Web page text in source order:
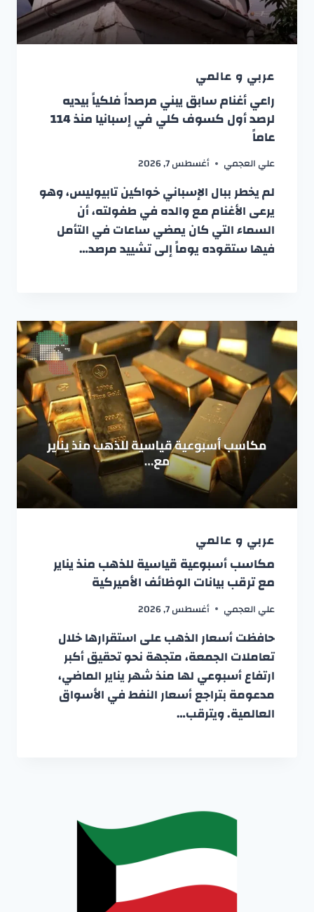
عربي و عالمي
راعي أغنام سابق يبني مرصداً فلكياً بيديه
لرصد أول كسوف كلي في إسبانيا منذ 114
عاماً
علي العجمي أغسطس 7, 2026
لم يخطر ببال الإسباني خواكين تابيوليس، وهو
يرعى الأغنام مع والده في طفولته، أن
السماء التي كان يمضي ساعات في التأمل
فيها ستقوده يوماً إلى تشييد مرصد…
عربي و عالمي
مكاسب أسبوعية قياسية للذهب منذ يناير
مع ترقب بيانات الوظائف الأميركية
علي العجمي أغسطس 7, 2026
حافظت أسعار الذهب على استقرارها خلال
تعاملات الجمعة، متجهة نحو تحقيق أكبر
ارتفاع أسبوعي لها منذ شهر يناير الماضي،
مدعومة بتراجع أسعار النفط في الأسواق
العالمية. ويترقب…